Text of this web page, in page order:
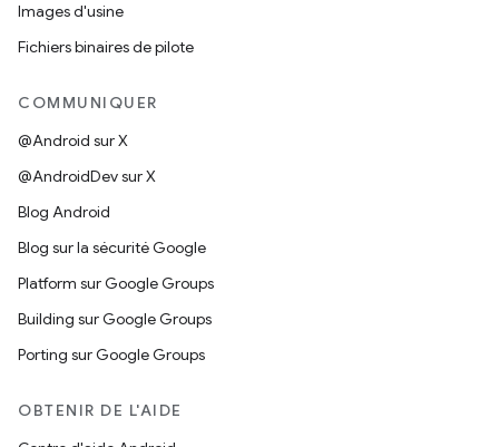
Images d'usine
Fichiers binaires de pilote
COMMUNIQUER
@Android sur X
@AndroidDev sur X
Blog Android
Blog sur la sécurité Google
Platform sur Google Groups
Building sur Google Groups
Porting sur Google Groups
OBTENIR DE L'AIDE